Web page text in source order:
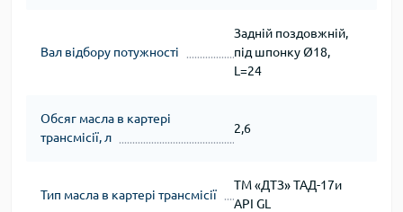
Вал відбору потужності
Задній поздовжній,
під шпонку Ø18,
L=24
Обсяг масла в картері
трансмісії, л
2,6
Тип масла в картері трансмісії
ТМ «ДТЗ» ТАД-17и
API GL